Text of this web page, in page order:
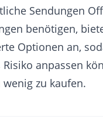
Sendungen
benötigen,
Optionen an,
Risiko anpassen
zu kaufen.